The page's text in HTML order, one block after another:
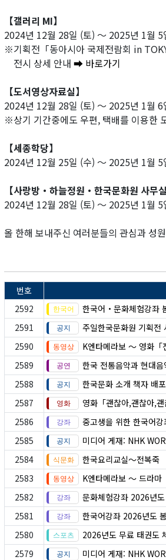
【갤러리 MI】
2024년 12월 28일 (토) ～ 2025년 1월 5
※기획전「동아시아 국제전람회 in
전시 상세 안내 ➡ 바로가기
【도서영상자료실】
2024년 12월 28일 (토) ～ 2025년 1월 6
※상기 기간중에도 우편, 택배를 이용한
【세종학당】
2024년 12월 25일 (수) ～ 2025년 1월 5
【사랑방・하늘정원・한국문화원 사무실
2024년 12월 28일 (토) ～ 2025년 1월 5
올 한해 보내주신 여러분들의 관심과 성
번호
2592
한국어・문화체험강좌
2591
주일한국문화원 기획전
2590
K엔타메라보 ～ 영화「
2589
한국 전통음악과 현대음
2588
한국문화 소개 책자 배
2587
영화「괜찮아,괜찮아,
2586
중고생을 위한 한국어
2585
미디어 게재: NHK
2584
한국요리교실〜전복죽
2583
K엔타메라보 ～ 드라마
2582
문화체험강좌 2026년
2581
한국어강좌 2026년도
2580
2026년도 무료 태권도
2579
미디어 게재: NHK